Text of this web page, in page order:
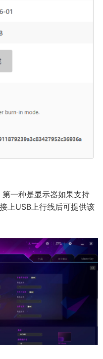
一种是显示器如果支持
上USB上行线后可提供该